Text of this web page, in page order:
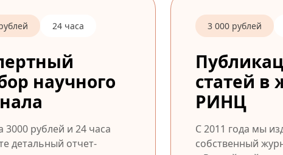
24 часа
научного
3000 рублей и 24 часа
детальный отчет-
3 000 рублей
статей в
РИНЦ
С 2011 года мы
собственный